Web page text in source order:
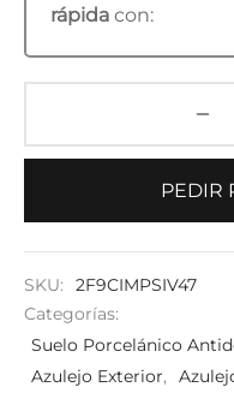
rápida con:
PEDIR
SKU:
2F9CIMPSIV47
Categorías:
Suelo Porcelánico
Azulejo Exterior,